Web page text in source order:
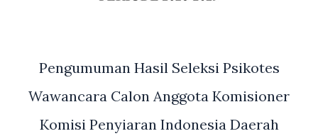
Pengumuman Hasil Seleksi Psikotes
Wawancara Calon Anggota Komisioner
Komisi Penyiaran Indonesia Daerah